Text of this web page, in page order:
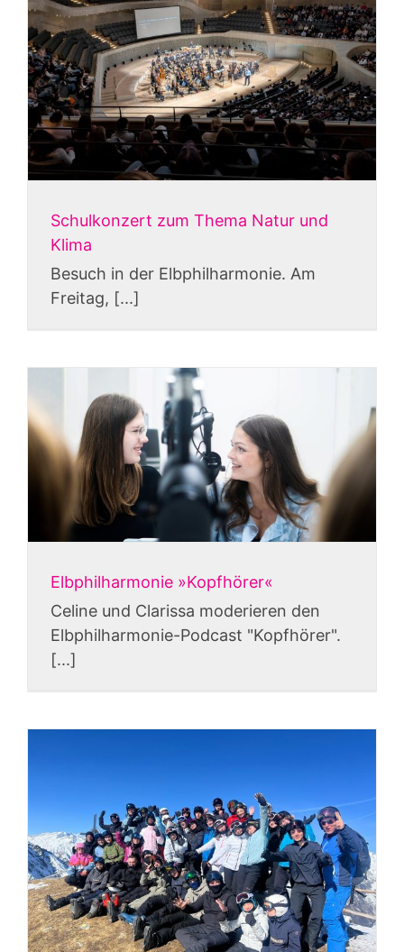
Schulkonzert zum Thema Natur und
Klima
Besuch in der Elbphilharmonie. Am
Freitag, [...]
Elbphilharmonie »Kopfhörer«
Celine und Clarissa moderieren den
Elbphilharmonie-Podcast "Kopfhörer".
[...]